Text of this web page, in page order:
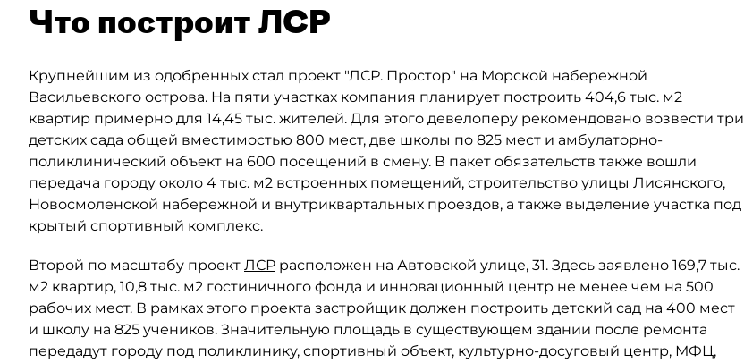
Что построит ЛСР
Крупнейшим из одобренных стал проект "ЛСР. Простор" на Морской набережной
Васильевского острова. На пяти участках компания планирует построить 404,6 тыс. м2
квартир примерно для 14,45 тыс. жителей. Для этого девелоперу рекомендовано возвести три
детских сада общей вместимостью 800 мест, две школы по 825 мест и амбулаторно-
поликлинический объект на 600 посещений в смену. В пакет обязательств также вошли
передача городу около 4 тыс. м2 встроенных помещений, строительство улицы Лисянского,
Новосмоленской набережной и внутриквартальных проездов, а также выделение участка под
крытый спортивный комплекс.
Второй по масштабу проект ЛСР расположен на Автовской улице, 31. Здесь заявлено 169,7 тыс.
м2 квартир, 10,8 тыс. м2 гостиничного фонда и инновационный центр не менее чем на 500
рабочих мест. В рамках этого проекта застройщик должен построить детский сад на 400 мест
и школу на 825 учеников. Значительную площадь в существующем здании после ремонта
передадут городу под поликлинику, спортивный объект, культурно-досуговый центр, МФЦ,